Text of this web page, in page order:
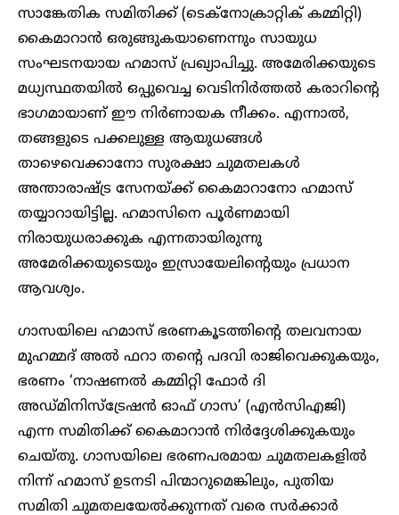
സാങ്കേതിക സമിതിക്ക് (ടെക്‌നോക്രാറ്റിക് കമ്മിറ്റി)
കൈമാറാന്‍ ഒരുങ്ങുകയാണെന്നും സായുധ
സംഘടനയായ ഹമാസ് പ്രഖ്യാപിച്ചു. അമേരിക്കയുടെ
മധ്യസ്ഥതയില്‍ ഒപ്പുവെച്ച വെടിനിര്‍ത്തല്‍ കരാറിന്റെ
ഭാഗമായാണ് ഈ നിര്‍ണായക നീക്കം. എന്നാല്‍,
തങ്ങളുടെ പക്കലുള്ള ആയുധങ്ങള്‍
താഴെവെക്കാനോ സുരക്ഷാ ചുമതലകള്‍
അന്താരാഷ്ട്ര സേനയ്ക്ക് കൈമാറാനോ ഹമാസ്
തയ്യാറായിട്ടില്ല. ഹമാസിനെ പൂര്‍ണമായി
നിരായുധരാക്കുക എന്നതായിരുന്നു
അമേരിക്കയുടെയും ഇസ്രായേലിന്റെയും പ്രധാന
ആവശ്യം.
ഗാസയിലെ ഹമാസ് ഭരണകൂടത്തിന്റെ തലവനായ
മുഹമ്മദ് അല്‍ ഫറാ തന്റെ പദവി രാജിവെക്കുകയും,
ഭരണം ‘നാഷണല്‍ കമ്മിറ്റി ഫോര്‍ ദി
അഡ്മിനിസ്‌ട്രേഷന്‍ ഓഫ് ഗാസ’ (എന്‍സിഎജി)
എന്ന സമിതിക്ക് കൈമാറാന്‍ നിര്‍ദ്ദേശിക്കുകയും
ചെയ്തു. ഗാസയിലെ ഭരണപരമായ ചുമതലകളില്‍
നിന്ന് ഹമാസ് ഉടനടി പിന്മാറുമെങ്കിലും, പുതിയ
സമിതി ചുമതലയേല്‍ക്കുന്നത് വരെ സര്‍ക്കാര്‍